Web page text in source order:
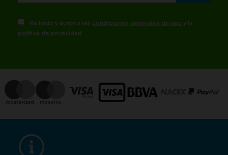
He leído y acepto las condiciones generales de uso y la
política de privacidad